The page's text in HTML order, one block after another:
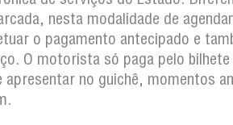
nesta modalidade de
o pagamento antecipado e
O motorista só paga pelo bilhete
apresentar no guichê, momentos